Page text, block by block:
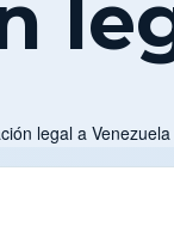
legal a Venezuela